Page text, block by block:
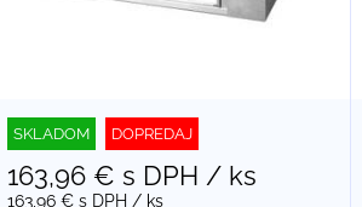
SKLADOM DOPREDAJ
163,96 € s DPH / ks
163,96 € s DPH / ks